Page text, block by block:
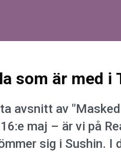
som är med
avsnitt av
maj – är vi på
sig i Sushin. I